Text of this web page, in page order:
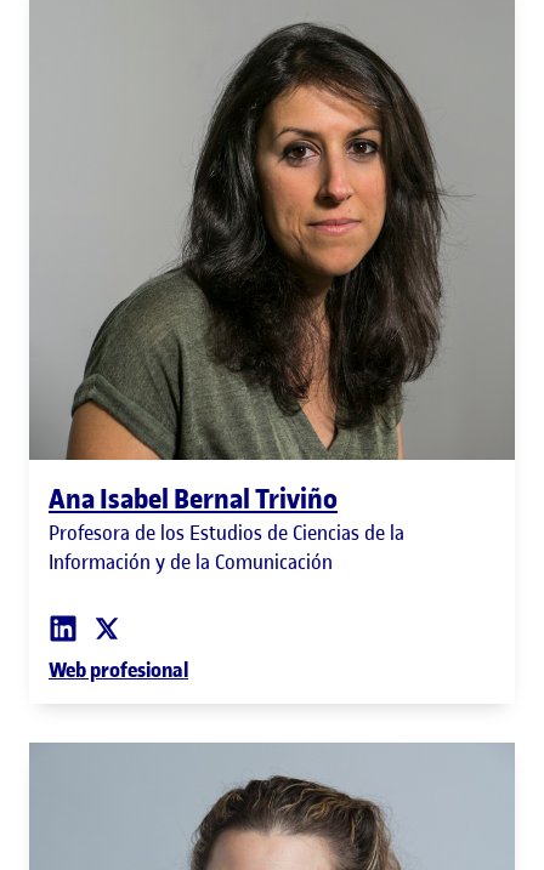
Ana Isabel Bernal Triviño
Profesora de los Estudios de Ciencias de la
Información y de la Comunicación
Web profesional